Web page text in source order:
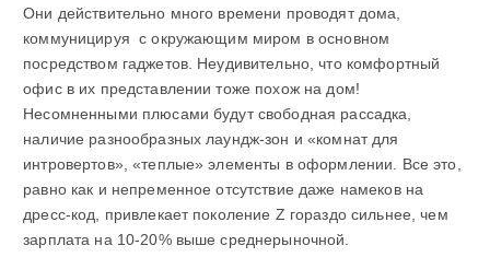
Они действительно много времени проводят дома,
коммуницируя с окружающим миром в основном
посредством гаджетов. Неудивительно, что комфортный
офис в их представлении тоже похож на дом!
Несомненными плюсами будут свободная рассадка,
наличие разнообразных лаундж-зон и «комнат для
интровертов», «теплые» элементы в оформлении. Все это,
равно как и непременное отсутствие даже намеков на
дресс-код, привлекает поколение Z гораздо сильнее, чем
зарплата на 10-20% выше среднерыночной.